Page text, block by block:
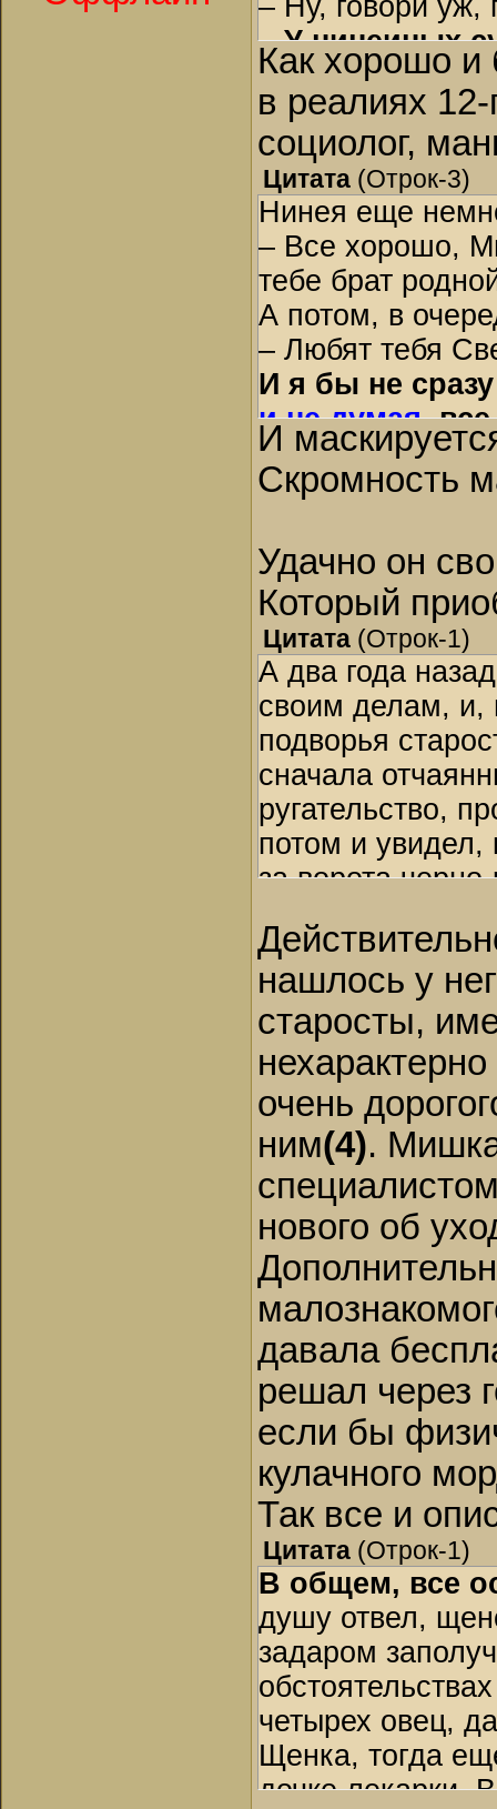
– Ну, говори уж,
–У нинеиных
ребятам
– Аня, парень-
протянула было
же испуганно
которому
обратит на него
– Тьфу на тебя!
Чиф лишь
попытался
– Фу! Чиф,
себя пса.
только мать
вздохнула.
Как хорошо
в реалиях
социолог,
Цитата (Отрок-3)
Нинея еще
– Все хорошо,
тебе брат
А потом, в
– Любят тебя
И я бы не
и не думая,
девкой…
Насчет того,
уставясь в
разговорить,
то не на все)
Заявление
парень скоро
Однажды,
ему на грудь.
И
Скромность
Удачно он
Который
Цитата (Отрок-1)
А два года
своим делам, и,
подворья
сначала
ругательство,
потом и увидел,
за ворота
мордочкой на
пятнышко.
Какая сила
заставила,
Мишка потом
однозначному
– Дядя
– Да
Не был
мужиком,
и
распорядился:
неприятность,
сунулся, да все
нашлось у
старосты,
очень
ним(4).
нового об
давала
решал через
если бы
кулачного
Так все и
Цитата (Отрок-1)
В общем, все
душу отвел,
задаром
четырех овец,
Щенка, тогда
дочке лекарки.